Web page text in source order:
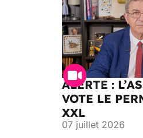
ALERTE :
VOTE LE
XXL
07 juillet 2026